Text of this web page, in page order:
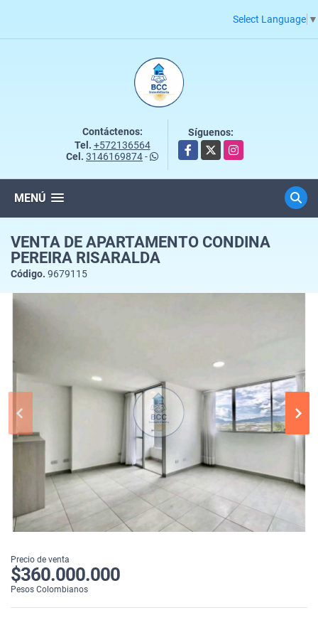
Select Language ▼
Contáctenos:
Tel. +572136564
Cel. 3146169874-
Síguenos:
Facebook
X Instagram
MENÚ
VENTA DE APARTAMENTO CONDINA
PEREIRA RISARALDA
Código. 9679115
Precio de venta
$360.000.000
Pesos Colombianos